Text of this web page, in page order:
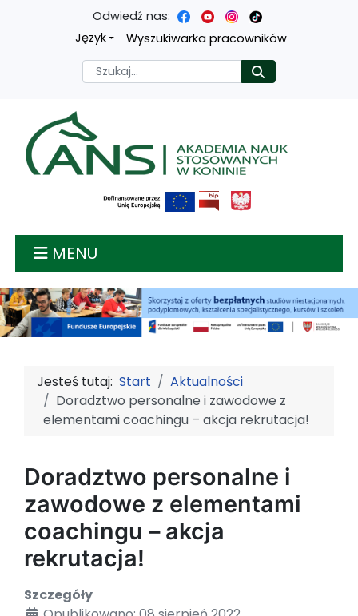
Przejdź
treści
głównej
Przejdź
menu
nawigacyjnego
Przejdź
wyszukiwarki
Przejdź
mapy
strony
Odwiedź nas:
Język
Wyszukiwarka pracowników
Szukaj
Akademia nauk
MENU
Jesteś tutaj:Start
Aktualności
Doradztwo personalne i zawodowe z
elementami coachingu – akcja rekrutacja!
Doradztwo personalne i
zawodowe z elementami
coachingu – akcja
rekrutacja!
Szczegóły